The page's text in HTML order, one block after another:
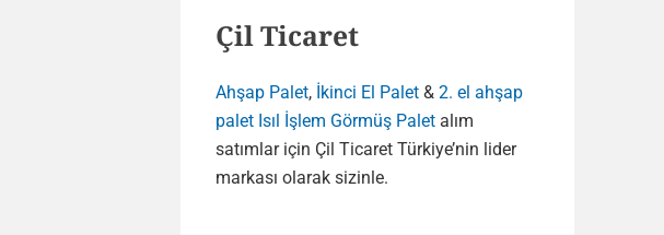
Çil Ticaret
Ahşap Palet, İkinci El Palet &2. el ahşap
palet Isıl İşlem Görmüş Palet alım
satımlar için Çil Ticaret Türkiye’nin lider
markası olarak sizinle.